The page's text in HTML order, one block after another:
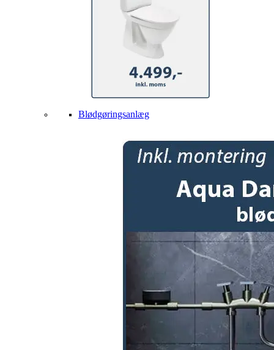
Blødgøringsanlæg